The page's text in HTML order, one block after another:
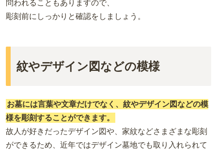
問われることもありますので、
彫刻前にしっかりと確認をしましょう。
紋やデザイン図などの模様
お墓には言葉や文章だけでなく、紋やデザイン図などの模
様を彫刻することができます。
故人が好きだったデザイン図や、家紋などさまざまな彫刻
ができるため、近年ではデザイン墓地でも取り入れられて